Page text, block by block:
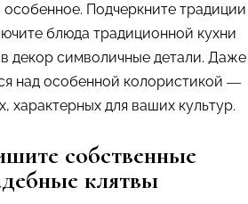
особенное. Подчеркните традиции
блюда традиционной кухни
декор символичные детали. Даже
над особенной колористикой —
характерных для ваших культур.
собственные
клятвы